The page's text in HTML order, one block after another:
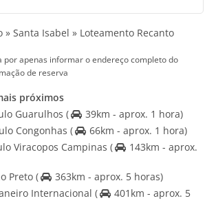
» Santa Isabel » Loteamento Recanto
por apenas informar o endereço completo do
de reserva
próximos
Guarulhos (
39km - aprox. 1 hora)
Congonhas (
66km - aprox. 1 hora)
Viracopos Campinas (
143km - aprox.
Preto (
363km - aprox. 5 horas)
Internacional (
401km - aprox. 5